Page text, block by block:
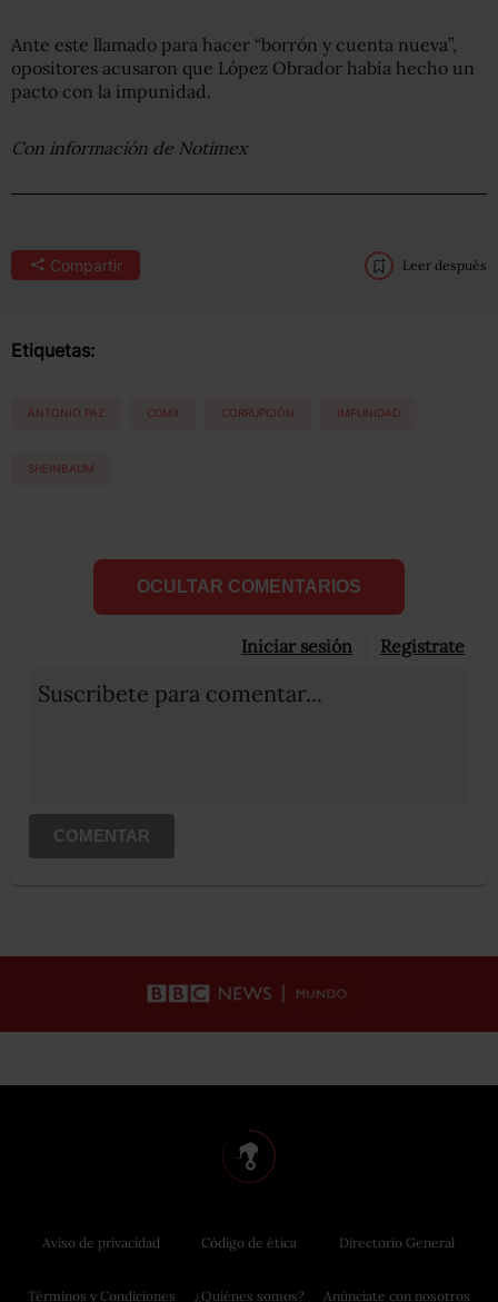
Ante este llamado para hacer “borrón y cuenta nueva”,
opositores acusaron que López Obrador había hecho un
pacto con la impunidad.
Con información de Notimex
Compartir Leer después
Etiquetas:
ANTONIO PAZ CDMX CORRUPCIÓN IMPUNIDAD
SHEINBAUM
OCULTAR COMENTARIOS
Iniciar sesión Registrate
Suscribete para comentar...
COMENTAR
Aviso de privacidad
Términos y Condiciones
Código de ética
¿Quiénes somos?
Directorio General
Anúnciate con nosotros